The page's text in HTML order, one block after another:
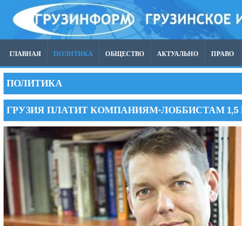
ГЛАВНАЯ ПОЛИТИКА ОБЩЕСТВО АКТУАЛЬНО ПРАВО
ПОЛИТИКА
ГРУЗИЯ ПЛАТИТ КОМПАНИЯМ-ЛОББИСТАМ